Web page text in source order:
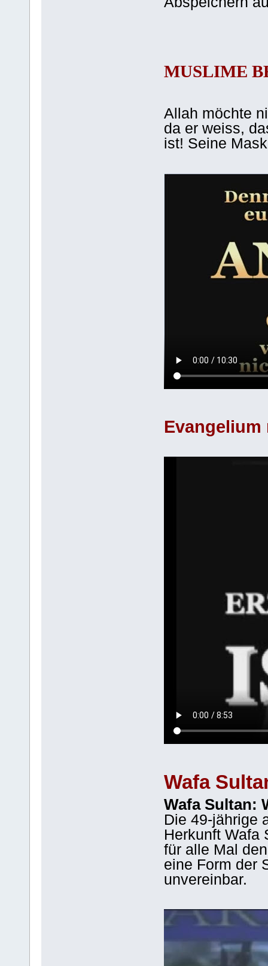
MUSLIME
Allah möchte
da er weiss,
ist! Seine
Evangelium
Wafa
Wafa Sultan:
Die 49-jährige
Herkunft Wafa
für alle Mal
eine Form der
unvereinbar.